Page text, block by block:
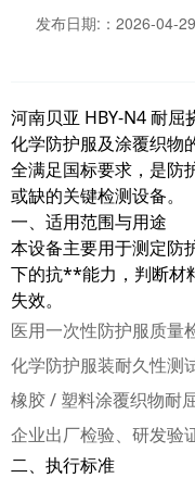
发布日期:：2026-04-29
河南贝亚 HBY‑N4 耐屈
化学防护服及涂覆织物
全满足国标要求，是防
或缺的关键检测设备。
一、适用范围与用途
本设备主要用于测定防
下的抗**能力，判断材
失效。
医用一次性防护服质量
化学防护服装耐久性测
橡胶 / 塑料涂覆织物耐
企业出厂检验、研发验
二、执行标准